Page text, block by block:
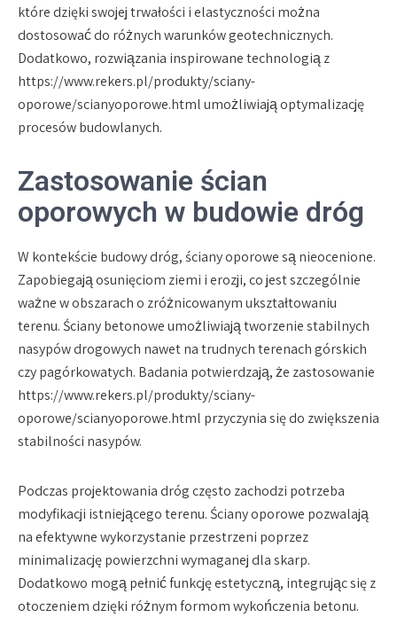
które dzięki swojej trwałości i elastyczności można
dostosować do różnych warunków geotechnicznych.
Dodatkowo, rozwiązania inspirowane technologią z
https://www.rekers.pl/produkty/sciany-
oporowe/scianyoporowe.html umożliwiają optymalizację
procesów budowlanych.
Zastosowanie ścian
oporowych w budowie dróg
W kontekście budowy dróg, ściany oporowe są nieocenione.
Zapobiegają osunięciom ziemi i erozji, co jest szczególnie
ważne w obszarach o zróżnicowanym ukształtowaniu
terenu. Ściany betonowe umożliwiają tworzenie stabilnych
nasypów drogowych nawet na trudnych terenach górskich
czy pagórkowatych. Badania potwierdzają, że zastosowanie
https://www.rekers.pl/produkty/sciany-
oporowe/scianyoporowe.html przyczynia się do zwiększenia
stabilności nasypów.
Podczas projektowania dróg często zachodzi potrzeba
modyfikacji istniejącego terenu. Ściany oporowe pozwalają
na efektywne wykorzystanie przestrzeni poprzez
minimalizację powierzchni wymaganej dla skarp.
Dodatkowo mogą pełnić funkcję estetyczną, integrując się z
otoczeniem dzięki różnym formom wykończenia betonu.